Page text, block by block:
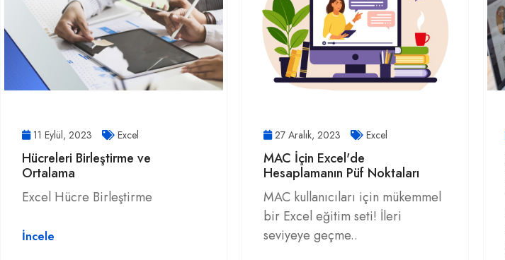
11 Eylül, 2023 Excel
Hücreleri Birleştirme ve
Ortalama
Excel Hücre Birleştirme
İncele
27 Aralık, 2023 Excel
MAC İçin Excel'de
Hesaplamanın Püf Noktaları
MAC kullanıcıları için mükemmel
bir Excel eğitim seti! İleri
seviyeye geçme..